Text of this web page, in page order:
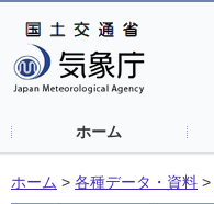
ホーム
ホーム > 各種データ・資料 >